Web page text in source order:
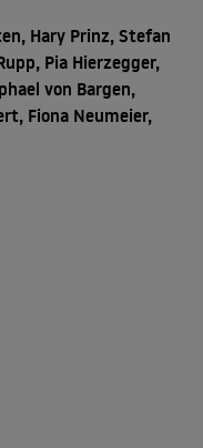
Hary Prinz, Stefan
Pia Hierzegger,
von Bargen,
Fiona Neumeier,